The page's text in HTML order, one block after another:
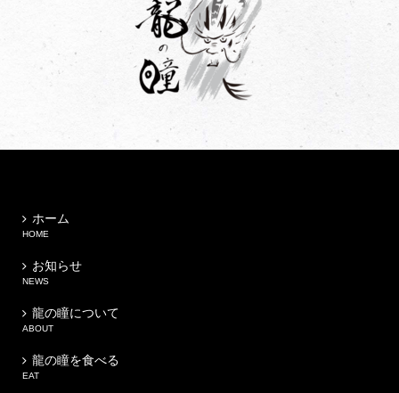
ホーム
HOME
お知らせ
NEWS
龍の瞳について
ABOUT
龍の瞳を食べる
EAT